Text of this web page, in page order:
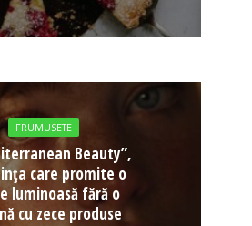
FRUMUSETE
Beauty”,
care promite o
luminoasă fără o
cu zece produse